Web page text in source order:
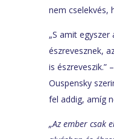
nem cselekvés,
„S amit egyszer
észrevesznek,
is észreveszik.”
Ouspensky
fel addig, amíg
„Az ember csak